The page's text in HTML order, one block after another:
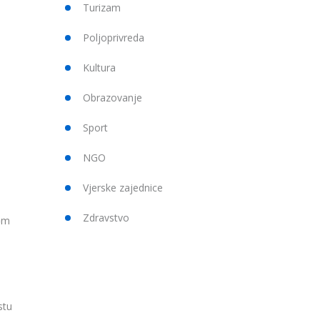
Turizam
Poljoprivreda
Kultura
Obrazovanje
Sport
NGO
Vjerske zajednice
Zdravstvo